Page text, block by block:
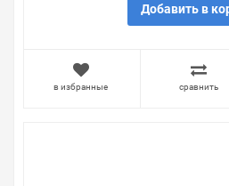
качества. Мы работаем с
поставщиками, продаем товар
Быстрая доставка в любой
вариантов, вы всегда можете
Добавить в
в избранные сравнить